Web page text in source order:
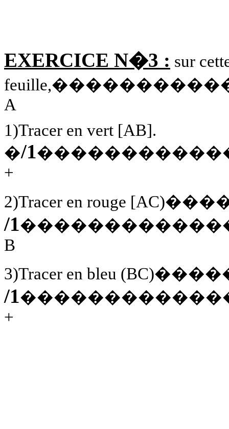
EXERCICE N�3 : sur
A
1)Tracer en vert [AB].
�/1
+
2)Tracer en rouge
/1
B
3)Tracer en bleu
/1
+